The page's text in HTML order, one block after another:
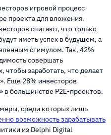
игровой процесс
проекта для вложения.
считают, что только
иметь успех в будущем, а
стимулом. Так, 42%
совершать
чтобы заработать, что делает
Еще 28% инвесторов
в большинстве P2E-проектов.
среди которых лишь
возможность зарабатывать
из Delphi Digital